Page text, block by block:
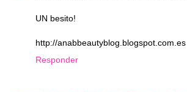
UN besito!
http://anabbeautyblog.blogspot.com.es
Responder